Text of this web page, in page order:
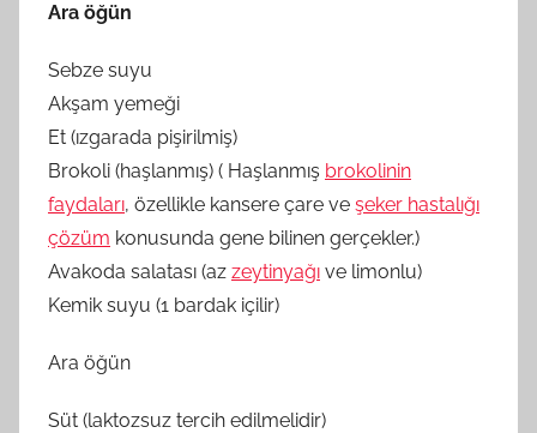
Ara öğün
Sebze suyu
Akşam yemeği
Et (ızgarada pişirilmiş)
Brokoli (haşlanmış) ( Haşlanmış brokolinin
faydaları, özellikle kansere çare ve şeker hastalığı
çözüm konusunda gene bilinen gerçekler.)
Avakoda salatası (az zeytinyağı ve limonlu)
Kemik suyu (1 bardak içilir)
Ara öğün
Süt (laktozsuz tercih edilmelidir)